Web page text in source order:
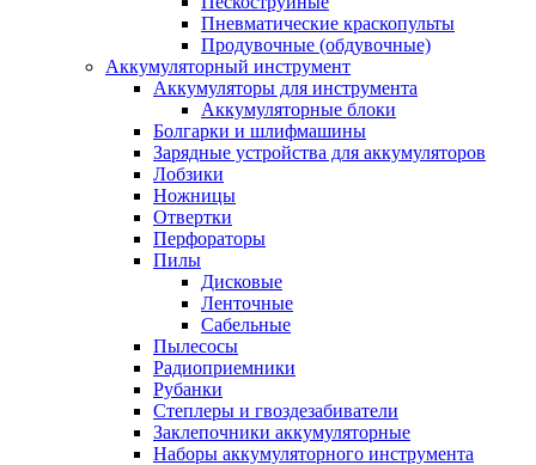
Пневматические краскопульты
Продувочные (обдувочные)
Аккумуляторный инструмент
Аккумуляторы для инструмента
Аккумуляторные блоки
Болгарки и шлифмашины
Зарядные устройства для аккумуляторов
Лобзики
Ножницы
Отвертки
Перфораторы
Пилы
Дисковые
Ленточные
Сабельные
Пылесосы
Радиоприемники
Рубанки
Степлеры и гвоздезабиватели
Заклепочники аккумуляторные
Наборы аккумуляторного инструмента